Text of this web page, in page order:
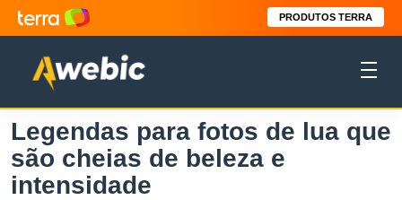
PRODUTOS TERRA
Legendas para fotos de lua que
são cheias de beleza e
intensidade